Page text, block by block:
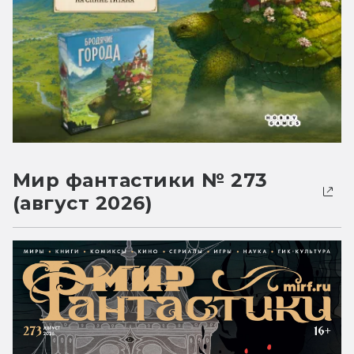
Мир фантастики № 273
(август 2026)